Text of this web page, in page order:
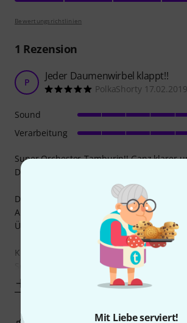
Mit Liebe serviert!
Bewertungsrichtlinien
1 Rezension
P Jeder Daumenwirbel klappt!!
PolkaShorty 17.02.2019
Super Orchester-Tamburin!! Ganz klarer
Direkter Sound vor allem gut bei leisen
Dank des Schmirkelpapier-Rings zum
Aufkleben klappt jeder Daumenwirbel von
Übergang auf ein fff-Schütteln perfekt.
Kleiner Minuspunkt: Der Kleber des Rings
Schläge nicht immer aus und löst sich
Sound
Verarbeitung